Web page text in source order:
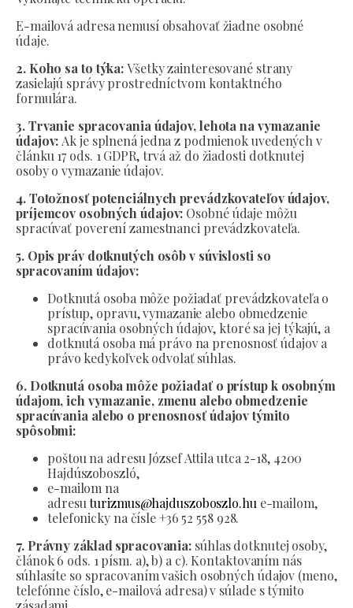
E-mailová adresa nemusí obsahovať žiadne osobné
údaje.
2. Koho sa to týka:Všetky zainteresované strany
zasielajú správy prostredníctvom kontaktného
formulára.
3. Trvanie spracovania údajov, lehota na vymazanie
údajov: Ak je splnená jedna z podmienok uvedených v
článku 17 ods. 1 GDPR, trvá až do žiadosti dotknutej
osoby o vymazanie údajov.
4. Totožnosť potenciálnych prevádzkovateľov údajov,
príjemcov osobných údajov: Osobné údaje môžu
spracúvať poverení zamestnanci prevádzkovateľa.
5. Opis práv dotknutých osôb v súvislosti so
spracovaním údajov:
Dotknutá osoba môže požiadať prevádzkovateľa o
prístup, opravu, vymazanie alebo obmedzenie
spracúvania osobných údajov, ktoré sa jej týkajú, a
dotknutá osoba má právo na prenosnosť údajov a
právo kedykoľvek odvolať súhlas.
6. Dotknutá osoba môže požiadať o prístup k osobným
údajom, ich vymazanie, zmenu alebo obmedzenie
spracúvania alebo o prenosnosť údajov týmito
spôsobmi:
poštou na adresu József Attila utca 2-18, 4200
Hajdúszoboszló,
e-mailom na
adresuturizmus@hajduszoboszlo.hu e-mailom,
telefonicky na čísle +36 52 558 928.
7. Právny základ spracovania: súhlas dotknutej osoby,
článok 6 ods. 1 písm. a), b) a c). Kontaktovaním nás
súhlasíte so spracovaním vašich osobných údajov (meno,
telefónne číslo, e-mailová adresa) v súlade s týmito